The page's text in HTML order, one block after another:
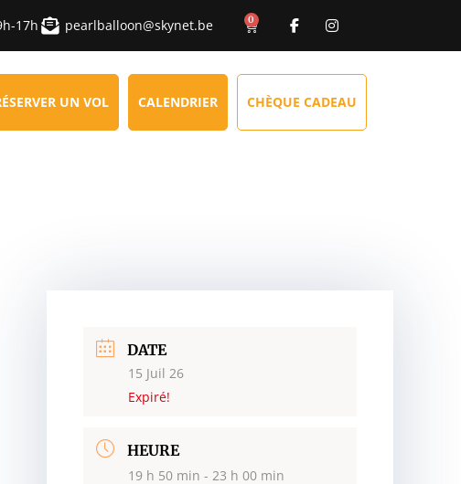
17h pearlballoon@skynet.be 0
UN VOL CALENDRIER CHÈQUE CADEAU
DATE
15 Juil 26
Expiré!
HEURE
19 h 50 min - 23 h 00 min